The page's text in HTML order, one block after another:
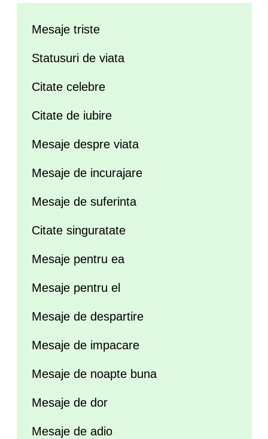
Mesaje triste
Statusuri de viata
Citate celebre
Citate de iubire
Mesaje despre viata
Mesaje de incurajare
Mesaje de suferinta
Citate singuratate
Mesaje pentru ea
Mesaje pentru el
Mesaje de despartire
Mesaje de impacare
Mesaje de noapte buna
Mesaje de dor
Mesaje de adio